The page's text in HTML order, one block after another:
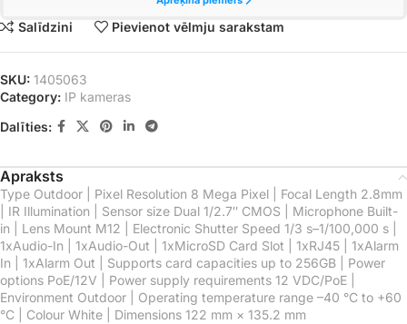
Salīdzini Pievienot vēlmju sarakstam
SKU: 1405063
Category: IP kameras
Dalīties:
Apraksts
Type Outdoor | Pixel Resolution 8 Mega Pixel | Focal Length 2.8mm
| IR Illumination | Sensor size Dual 1/2.7″ CMOS | Microphone Built-
in | Lens Mount M12 | Electronic Shutter Speed 1/3 s–1/100,000 s |
1xAudio-In | 1xAudio-Out | 1xMicroSD Card Slot | 1xRJ45 | 1xAlarm
In | 1xAlarm Out | Supports card capacities up to 256GB | Power
options PoE/12V | Power supply requirements 12 VDC/PoE |
Environment Outdoor | Operating temperature range –40 °C to +60
°C | Colour White | Dimensions 122 mm × 135.2 mm